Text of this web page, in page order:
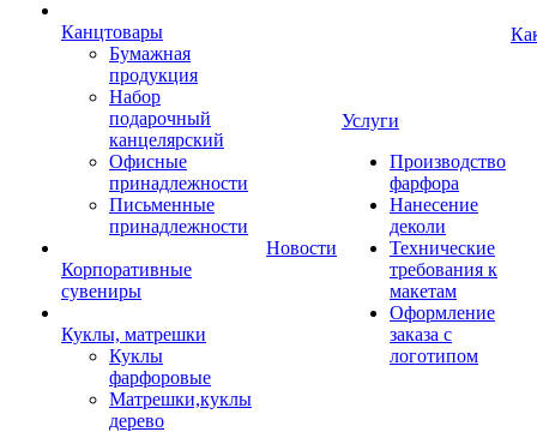
Канцтовары
Бумажная
продукция
Набор
подарочный
канцелярский
Офисные
принадлежности
Письменные
принадлежности
Корпоративные
сувениры
Куклы, матрешки
Куклы
фарфоровые
Матрешки,куклы
дерево
Новости
Услуги
Производство
фарфора
Нанесение
деколи
Технические
требования к
макетам
Оформление
заказа с
логотипом